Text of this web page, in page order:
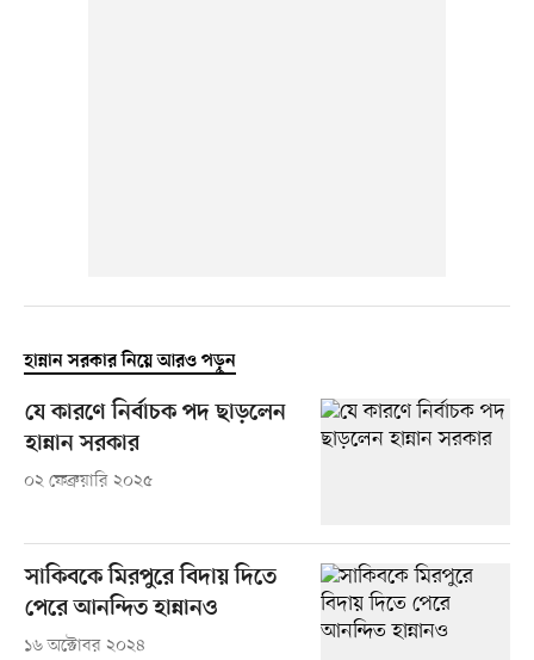
হান্নান সরকার নিয়ে আরও পড়ুন
যে কারণে নির্বাচক পদ ছাড়লেন
হান্নান সরকার
০২ ফেব্রুয়ারি ২০২৫
সাকিবকে মিরপুরে বিদায় দিতে
পেরে আনন্দিত হান্নানও
১৬ অক্টোবর ২০২৪